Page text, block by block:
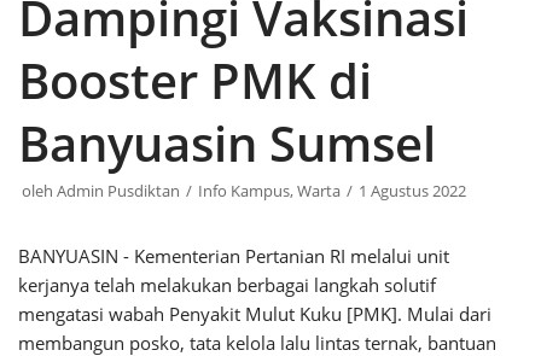
Dampingi Vaksinasi
Booster PMK di
Banyuasin Sumsel
oleh Admin Pusdiktan Info Kampus,Warta 1 Agustus 2022
BANYUASIN - Kementerian Pertanian RI melalui unit
kerjanya telah melakukan berbagai langkah solutif
mengatasi wabah Penyakit Mulut Kuku [PMK]. Mulai dari
membangun posko, tata kelola lalu lintas ternak, bantuan